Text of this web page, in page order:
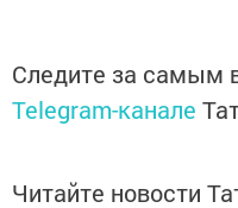
Следите за самым
Telegram-канале
Читайте новости